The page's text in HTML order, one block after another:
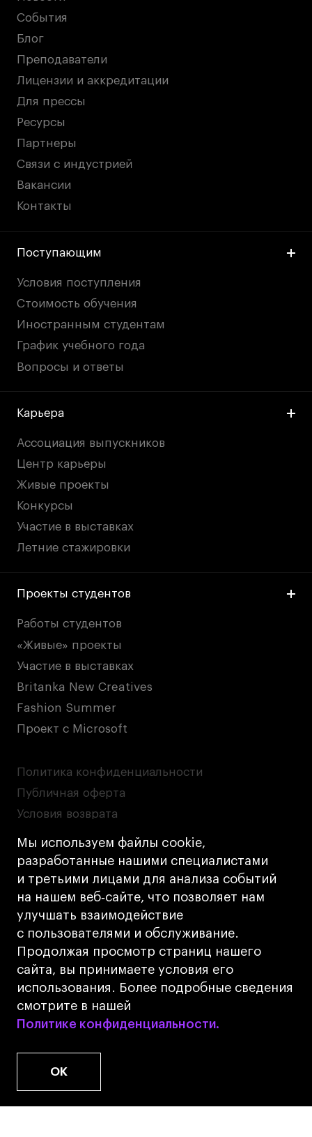
Мы используем файлы cookie,
разработанные нашими специалистами
и третьими лицами для анализа событий
на нашем веб‑сайте, что позволяет нам
улучшать взаимодействие
с пользователями и обслуживание.
Продолжая просмотр страниц нашего
сайта, вы принимаете условия его
использования. Более подробные сведения
смотрите в нашей
Политике конфиденциальности.
Политике конфиденциальности.
OK
События
Блог
Преподаватели
Лицензии и аккредитации
Для прессы
Ресурсы
Партнеры
Связи с индустрией
Вакансии
Контакты
Поступающим
Условия поступления
Стоимость обучения
Иностранным студентам
График учебного года
Вопросы и ответы
Карьера
Ассоциация выпускников
Центр карьеры
Живые проекты
Конкурсы
Участие в выставках
Летние стажировки
Проекты студентов
Работы студентов
«Живые» проекты
Участие в выставках
Britanka New Creatives
Fashion Summer
Проект с Microsoft
© 2026 БВШД
Политика конфиденциальности
Публичная оферта
Условия возврата
Кредит на образование с господдержкой
Лицензия на осуществление образовательной
деятельности АНО ВО «Универсальный
Университет»
Карта сайта
Дизайн
Разработка
Cetera